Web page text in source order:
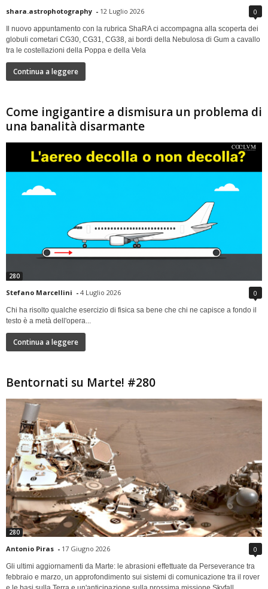
shara.astrophotography - 12 Luglio 2026 0
Il nuovo appuntamento con la rubrica ShaRA ci accompagna alla scoperta dei
globuli cometari CG30, CG31, CG38, ai bordi della Nebulosa di Gum a cavallo
tra le costellazioni della Poppa e della Vela
Continua a leggere
Come ingigantire a dismisura un problema di
una banalità disarmante
280
Stefano Marcellini - 4 Luglio 2026 0
Chi ha risolto qualche esercizio di fisica sa bene che chi ne capisce a fondo il
testo è a metà dell'opera...
Continua a leggere
Bentornati su Marte! #280
280
Antonio Piras - 17 Giugno 2026 0
Gli ultimi aggiornamenti da Marte: le abrasioni effettuate da Perseverance tra
febbraio e marzo, un approfondimento sui sistemi di comunicazione tra il rover